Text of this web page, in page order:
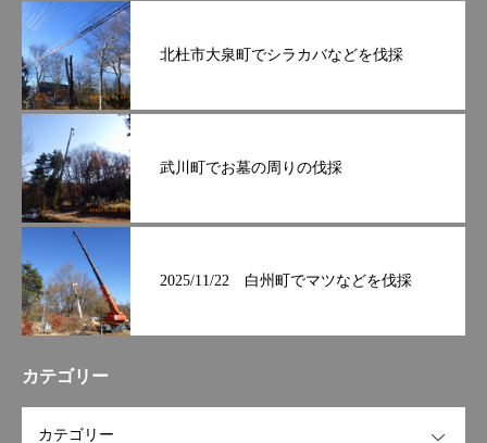
北杜市大泉町でシラカバなどを伐採
武川町でお墓の周りの伐採
2025/11/22 白州町でマツなどを伐採
カテゴリー